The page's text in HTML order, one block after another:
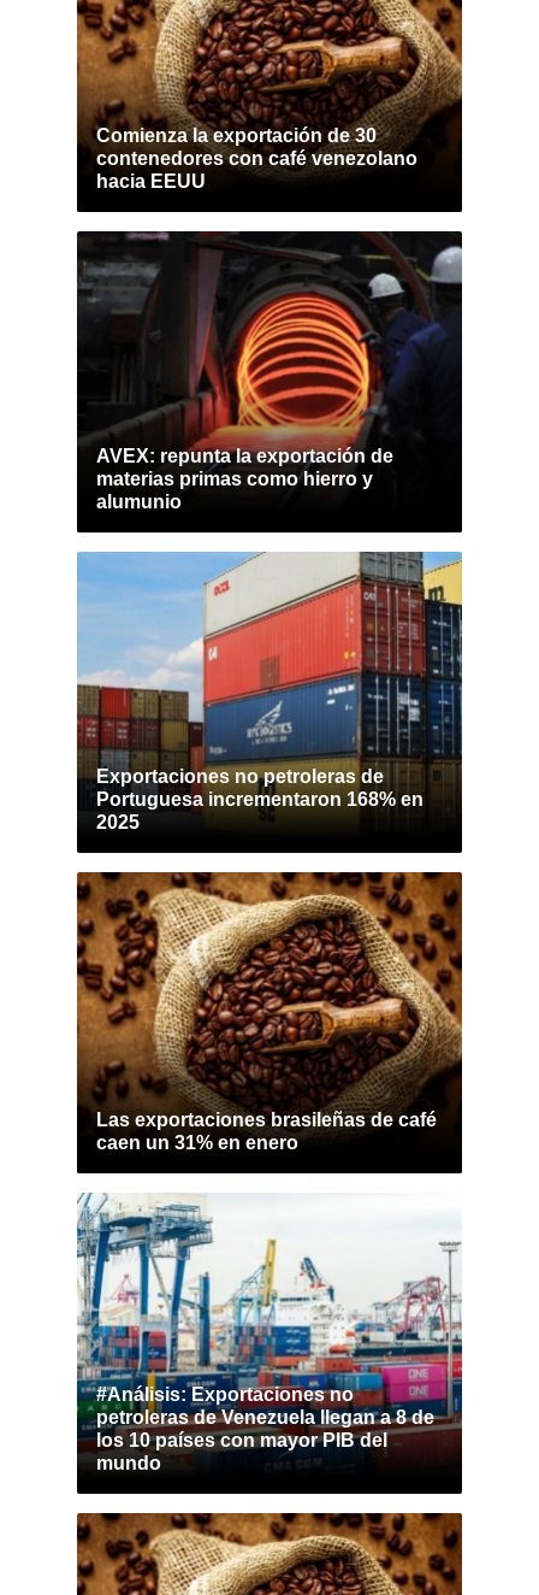
Comienza la exportación de 30
contenedores con café venezolano
hacia EEUU
AVEX: repunta la exportación de
materias primas como hierro y
alumunio
Exportaciones no petroleras de
Portuguesa incrementaron 168% en
2025
Las exportaciones brasileñas de café
caen un 31% en enero
#Análisis: Exportaciones no
petroleras de Venezuela llegan a 8 de
los 10 países con mayor PIB del
mundo